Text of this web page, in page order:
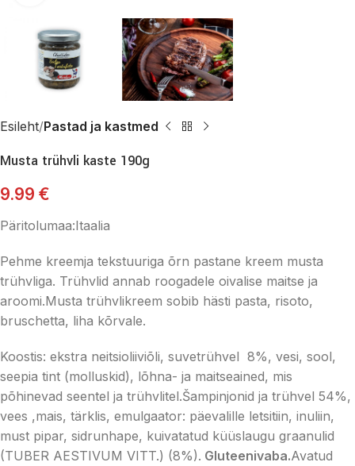
Esileht Pastad ja kastmed
Musta trühvli kaste 190g
9.99 €
Päritolumaa:Itaalia
Pehme kreemja tekstuuriga õrn pastane kreem musta
trühvliga. Trühvlid annab roogadele oivalise maitse ja
aroomi.Musta trühvlikreem sobib hästi pasta, risoto,
bruschetta, liha kõrvale.
Koostis: ekstra neitsioliiviõli, suvetrühvel 8%, vesi, sool,
seepia tint (molluskid), lõhna- ja maitseained, mis
põhinevad seentel ja trühvlitel.Šampinjonid ja trühvel 54%,
vees ,mais, tärklis, emulgaator: päevalille letsitiin, inuliin,
must pipar, sidrunhape, kuivatatud küüslaugu graanulid
(TUBER AESTIVUM VITT.) (8%). Gluteenivaba.Avatud